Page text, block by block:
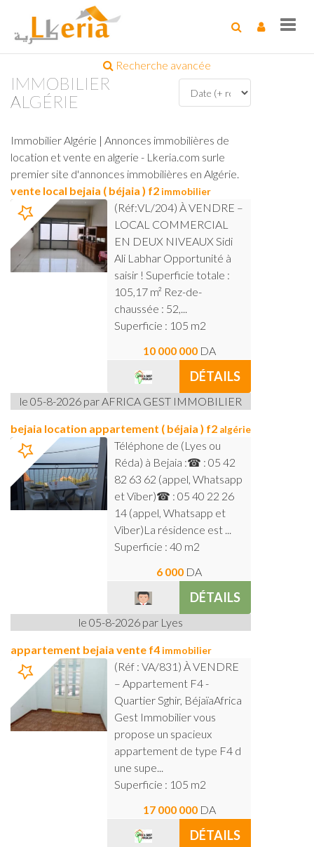
Recherche avancée
IMMOBILIER
ALGÉRIE
Immobilier Algérie | Annonces immobilières de
location et vente en algerie - Lkeria.com surle
premier site d'annonces immobilières en Algérie.
vente local bejaia ( béjaia ) f2immobilier
(Réf:VL/204) À VENDRE –
LOCAL COMMERCIAL
EN DEUX NIVEAUX Sidi
Ali Labhar Opportunité à
saisir ! Superficie totale :
105,17 m² Rez-de-
chaussée : 52,...
Superficie : 105 m2
10 000 000 DA
DÉTAILS
le 05-8-2026 par AFRICA GEST IMMOBILIER
bejaia location appartement ( béjaia ) f2 algérie
Téléphone de (Lyes ou
Réda) à Bejaia :☎ : 05 42
82 63 62 (appel, Whatsapp
et Viber)☎ : 05 40 22 26
14 (appel, Whatsapp et
Viber)La résidence est ...
Superficie : 40 m2
6 000 DA
DÉTAILS
le 05-8-2026 par Lyes
appartement bejaia vente f4immobilier
(Réf : VA/831) À VENDRE
– Appartement F4 -
Quartier Sghir, BéjaïaAfrica
Gest Immobilier vous
propose un spacieux
appartement de type F4 d
une supe...
Superficie : 105 m2
17 000 000 DA
DÉTAILS